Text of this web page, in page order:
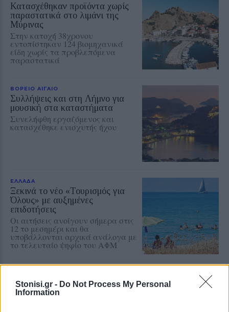
Stonisi.gr - Do Not Process My Personal
Information
Κατασχέθηκαν προϊόντα χωρίς
παραστατικά στο λιμάνι της
Μύρινας
Στην κατοχή 38χρονου
εντοπίστηκαν 124 βιομηχανικά
είδη χωρίς τα προβλεπόμενα
παραστατικά
ΒΟΡΕΙΟ ΑΙΓΑΙΟ
Συλλήψεις και στη Λήμνο για
μουσική στα καταστήματα
Συνελήφθη εργαζόμενος και
κατασχέθηκε ενισχυτής ήχου
ΕΛΛΑΔΑ
Ξεκινά το νέο «Τουρισμός για
Όλους» με αυξημένες
επιδοτήσεις
Οι αιτήσεις ανοίγουν σήμερα στις
12 το μεσημέρι και θα
υποβάλλονται αρχικά ανάλογα με
το τελευταίο ψηφίο του ΑΦΜ
Στα 81 δολάρια υποχώρησε το
πετρέλαιο